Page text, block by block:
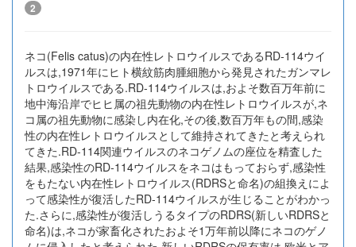
2
ネコ(Felis catus)の内在性レトロウイルスであるRD-114ウイ
ルスは,1971年にヒト横紋筋肉腫細胞から発見されたガンマレ
トロウイルスである.RD-114ウイルスは,およそ数百万年前に
地中海沿岸でヒヒ属の祖先動物の内在性レトロウイルスが,ネ
コ属の祖先動物に感染し内在化,その後,数百万年もの間,感染
性の内在性レトロウイルスとして維持されてきたと考えられ
てきた.RD-114関連ウイルスのネコゲノムの座位を精査した
結果,感染性のRD-114ウイルスをネコはもっておらず,感染性
をもたない内在性レトロウイルス(RDRSと命名)の組換えによ
って感染性が復活したRD-114ウイルスが生じることがわかっ
た.さらに,感染性が復活しうるタイプのRDRS(新しいRDRSと
命名)は,ネコが家畜化されたおよそ1万年前以降にネコのゲノ